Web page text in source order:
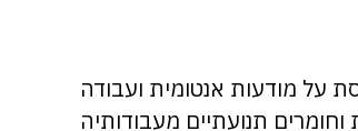
על מודעות אנטומית ועבודה
תנועתיים מעבודותיה